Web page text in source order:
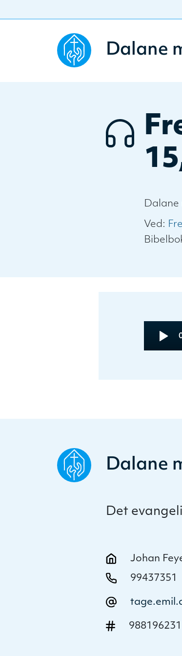
Dalane
Dalane
Ved:
Audio
Player
Dalane
Det
Johan
99437351
988196231